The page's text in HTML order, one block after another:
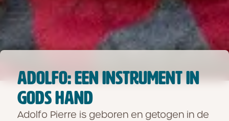
ADOLFO: EEN INSTRUMENT IN
GODS HAND
Adolfo Pierre is geboren en getogen in de